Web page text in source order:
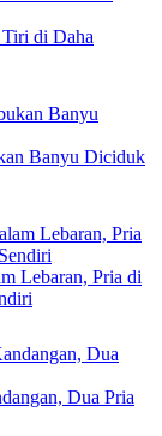
di Daha
Banyu Diciduk
Lebaran, Pria di
Dua Pria